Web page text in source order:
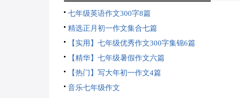
七年级英语作文300字8篇
精选正月初一作文集合七篇
【实用】七年级优秀作文300字集锦6篇
【精华】七年级暑假作文六篇
【热门】写大年初一作文4篇
音乐七年级作文